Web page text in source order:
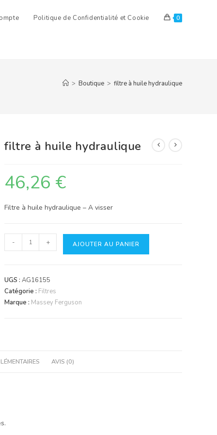
Politique de Confidentialité et Cookie 0
> Boutique > filtre à huile hydraulique
filtre à huile hydraulique
46,26 €
Filtre à huile hydraulique – A visser
quantité
de
à
huile
hydraulique
- + AJOUTER AU PANIER
UGS :AG16155
Catégorie : Filtres
Marque : Massey Ferguson
AVIS (0)